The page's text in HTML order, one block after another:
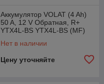
Аккумулятор VOLAT (4 Ah)
50 A, 12 V Обратная, R+
YTX4L-BS YTX4L-BS (MF)
Нет в наличии
Цену уточняйте